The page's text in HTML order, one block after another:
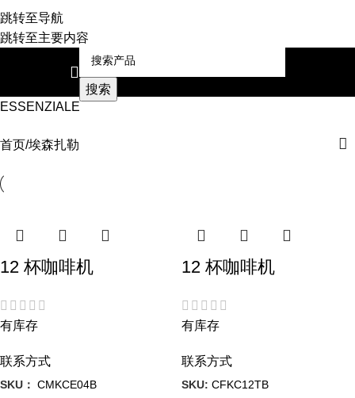
跳转至导航
跳转至主要内容
搜索
ESSENZIALE
首页 埃森扎勒
12 杯咖啡机
有库存
联系方式
SKU： CMKCE04B
12 杯咖啡机
有库存
联系方式
SKU: CFKC12TB